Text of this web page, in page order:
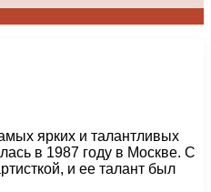
ярких и талантливых
в 1987 году в Москве. С
и ее талант был